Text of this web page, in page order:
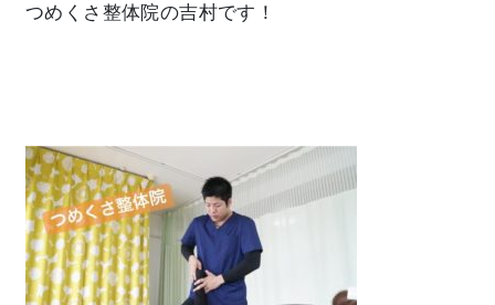
つめくさ整体院の吉村です！